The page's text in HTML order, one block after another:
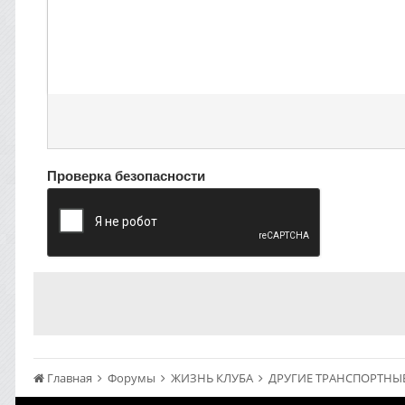
Проверка безопасности
Главная Форумы ЖИЗНЬ КЛУБА ДРУГИЕ